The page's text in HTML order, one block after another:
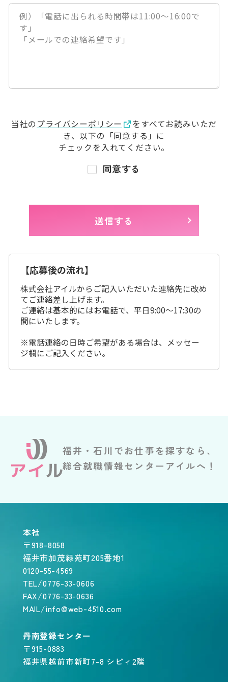
当社の プライバシーポリシー
をすべてお読みいただ
き、 以下の「同意する」に
チェックを入れてください。
同意する
【応募後の流れ】
株式会社アイルからご記入いただいた連絡先に改め
てご連絡差し上げます。
ご連絡は基本的にはお電話で、平日9:00～17:30の
間にいたします。
※電話連絡の日時ご希望がある場合は、メッセー
ジ欄にご記入ください。
福井・石川でお仕事を探すなら、
総合就職情報センターアイルへ！
本社
〒918-8058
福井市加茂緑苑町205番地1
0120-55-4569
TEL/0776-33-0606
FAX/0776-33-0636
MAIL/info@web-4510.com
丹南登録センター
〒915-0883
福井県越前市新町7-8 シピィ2階